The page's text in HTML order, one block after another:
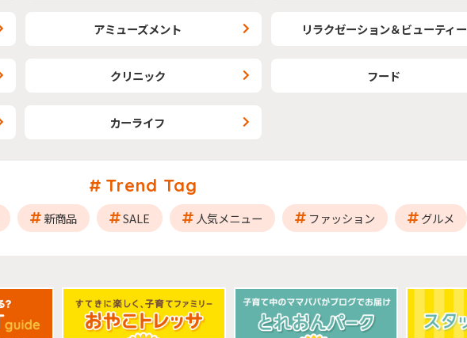
アミューズメント リラクゼーション＆ビューティー
クリニック フード
カーライフ
Trend Tag
新商品 SALE 人気メニュー ファッション グルメ